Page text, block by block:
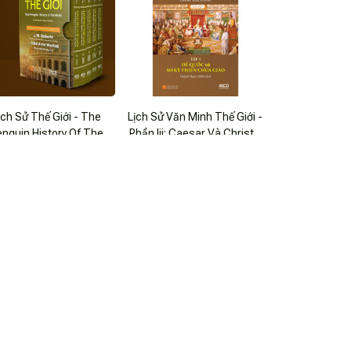
Sử Thế Giới - The
History Of The
Lịch Sử Văn Minh Thế Giới -
Phần Iii: Caesar Và Christ -